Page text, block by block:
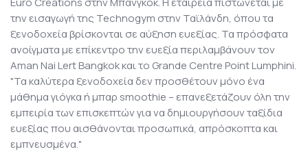
την εισαγωγή της Technogym στην Ταϊλάνδη, όπου τα
ξενοδοχεία βρίσκονται σε αύξηση ευεξίας. Τα πρόσφατα
ανοίγματα με επίκεντρο την ευεξία περιλαμβάνουν τον
Aman Nai Lert Bangkok και το Grande Centre Point Lumphini.
"Τα καλύτερα ξενοδοχεία δεν προσθέτουν μόνο ένα
μάθημα γιόγκα ή μπαρ smoothie – επανεξετάζουν όλη την
εμπειρία των επισκεπτών για να δημιουργήσουν ταξίδια
ευεξίας που αισθάνονται προσωπικά, απρόσκοπτα και
εμπνευσμένα."